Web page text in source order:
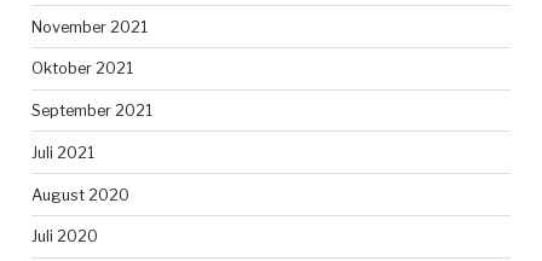
November 2021
Oktober 2021
September 2021
Juli 2021
August 2020
Juli 2020